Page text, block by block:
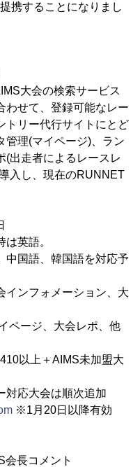
携することになりまし
大会の検索サービス
わせて、登録可能なレー
トリー代行サイトにとど
管理(マイページ)、ラン
(出走者によるレースレ
入し、現在のRUNNET
英語。
韓国語を対応予
インフォメーション、大
、大会レポ、他
以上＋AIMS未加盟大
会は順次追加
※1月20日以降有効
会長コメント